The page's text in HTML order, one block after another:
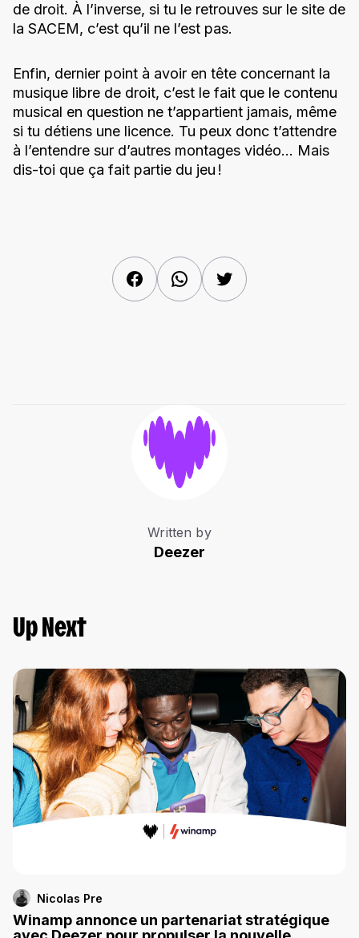
de droit. À l’inverse, si tu le retrouves sur le site de
la SACEM, c’est qu’il ne l’est pas.
Enfin, dernier point à avoir en tête concernant la
musique libre de droit, c’est le fait que le contenu
musical en question ne t’appartient jamais, même
si tu détiens une licence. Tu peux donc t’attendre
à l’entendre sur d’autres montages vidéo… Mais
dis-toi que ça fait partie du jeu !
FacebookWhatsAppTwitter
Written by
Deezer
Up Next
Nicolas Pre
Winamp annonce un partenariat stratégique